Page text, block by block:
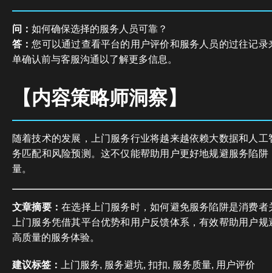
问： 如何确保选择的服务人员可靠？
答：您可以通过查看平台的用户评价和服务人员的过往记
单确认前与客服沟通以了解更多信息。
【内容策略师洞察】
随着技术的发展，上门服务行业将越来越依赖大数据和人
务匹配和风险预测。这不仅能帮助用户更好地规避服务陷
量。
文章摘要：在选择上门服务时，如何避免服务陷阱是消费
上门服务凭借其平台优势和用户反馈体系，有效帮助用户
高质量的服务体验。
建议标签： 上门服务, 服务避坑, 扣扣, 服务质量, 用户评价